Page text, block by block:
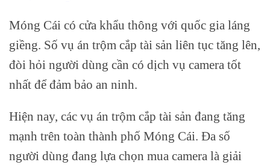
Móng Cái có cửa khẩu thông với quốc gia láng
giềng. Số vụ án trộm cắp tài sản liên tục tăng lên,
đòi hỏi người dùng cần có dịch vụ camera tốt
nhất để đảm bảo an ninh.
Hiện nay, các vụ án trộm cắp tài sản đang tăng
mạnh trên toàn thành phố Móng Cái. Đa số
người dùng đang lựa chọn mua camera là giải